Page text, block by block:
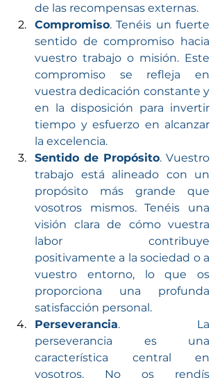
de las recompensas externas.
Compromiso. Tenéis un fuerte
sentido de compromiso hacia
vuestro trabajo o misión. Este
compromiso se refleja en
vuestra dedicación constante y
en la disposición para invertir
tiempo y esfuerzo en alcanzar
la excelencia.
Sentido de Propósito. Vuestro
trabajo está alineado con un
propósito más grande que
vosotros mismos. Tenéis una
visión clara de cómo vuestra
labor contribuye
positivamente a la sociedad o a
vuestro entorno, lo que os
proporciona una profunda
satisfacción personal.
Perseverancia. La
perseverancia es una
característica central en
vosotros. No os rendís